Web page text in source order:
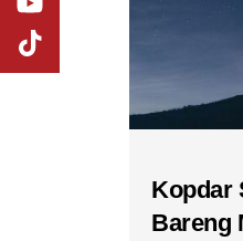
Kopdar
Bareng